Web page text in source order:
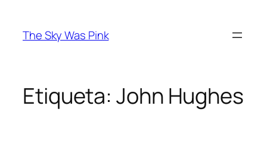
contenido
The Sky Was Pink
Etiqueta: John Hughes